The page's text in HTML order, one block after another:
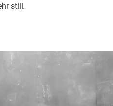
still.